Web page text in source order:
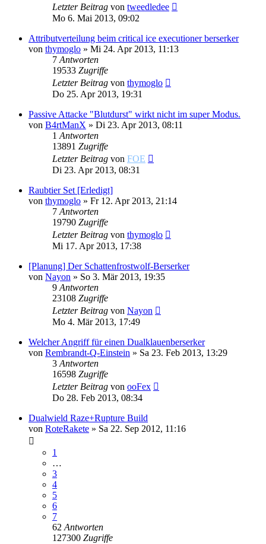
Letzter Beitrag von tweedledee
Mo 6. Mai 2013, 09:02
Attributverteilung beim critical ice executioner berserker
von thymoglo » Mi 24. Apr 2013, 11:13
7 Antworten
19533 Zugriffe
Letzter Beitrag von thymoglo
Do 25. Apr 2013, 19:31
Passive Attacke "Blutdurst" wirkt nicht im super Modus.
von B4rtManX » Di 23. Apr 2013, 08:11
1 Antworten
13891 Zugriffe
Letzter Beitrag von FOE
Di 23. Apr 2013, 08:31
Raubtier Set [Erledigt]
von thymoglo » Fr 12. Apr 2013, 21:14
7 Antworten
19790 Zugriffe
Letzter Beitrag von thymoglo
Mi 17. Apr 2013, 17:38
[Planung] Der Schattenfrostwolf-Berserker
von Nayon » So 3. Mär 2013, 19:35
9 Antworten
23108 Zugriffe
Letzter Beitrag von Nayon
Mo 4. Mär 2013, 17:49
Welcher Angriff für einen Dualklauenberserker
von Rembrandt-Q-Einstein » Sa 23. Feb 2013, 13:29
3 Antworten
16598 Zugriffe
Letzter Beitrag von ooFex
Do 28. Feb 2013, 08:34
Dualwield Raze+Rupture Build
von RoteRakete » Sa 22. Sep 2012, 11:16
1
…
3
4
5
6
7
62 Antworten
127300 Zugriffe